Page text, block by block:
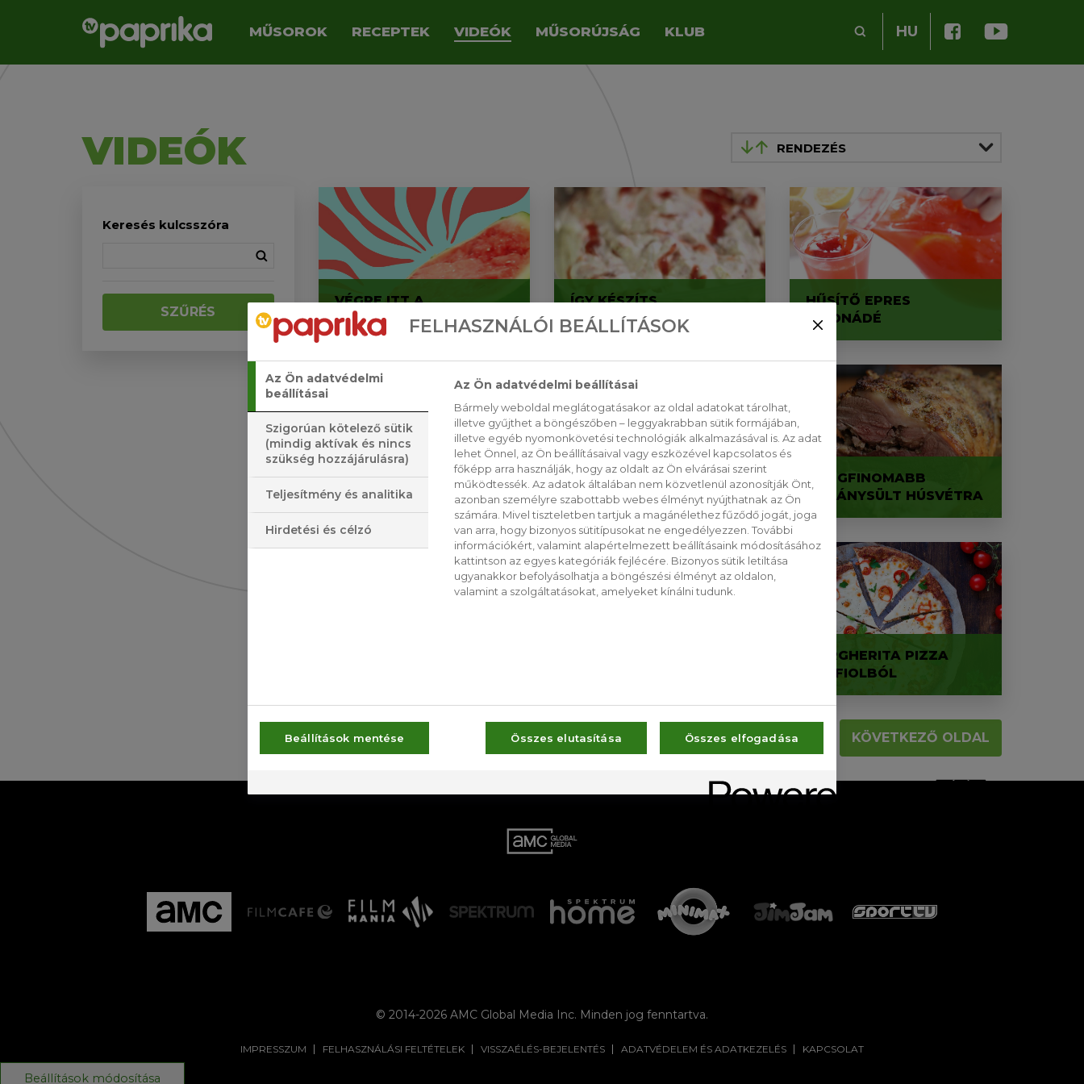
Beállítások módosítása
MŰSOROK RECEPTEK VIDEÓK MŰSORÚJSÁG KLUB HU
VIDEÓK RENDEZÉS
Keresés kulcsszóra
SZŰRÉS
VÉGRE ITT A
DINNYESZEZON!
ÍGY KÉSZÍTS
EPERFAGYIT OTTHON
HŰSÍTŐ EPRES
LIMONÁDÉ
HOMOKVÁR TORTA
FINOM ÉS MUTATÓS
RÓZSÁK RÉPÁBÓL
A LEGFINOMABB
BÁRÁNYSÜLT HÚSVÉTRA
MARGHERITA PIZZA
KARFIOLBÓL
ELŐZŐ OLDAL KÖVETKEZŐ OLDAL
© 2014-2026 AMC Global Media Inc. Minden jog fenntartva.
IMPRESSZUM FELHASZNÁLÁSI FELTÉTELEK VISSZAÉLÉS-BEJELENTÉS ADATVÉDELEM ÉS ADATKEZELÉS KAPCSOLAT
FELHASZNÁLÓI BEÁLLÍTÁSOK
Az Ön adatvédelmi
beállításai
Szigorúan kötelező sütik
(mindig aktívak és nincs
szükség hozzájárulásra)
Teljesítmény és analitika
Hirdetési és célzó
Az Ön adatvédelmi beállításai
Bármely weboldal meglátogatásakor az oldal adatokat tárolhat,
illetve gyűjthet a böngészőben – leggyakrabban sütik formájában,
illetve egyéb nyomonkövetési technológiák alkalmazásával is. Az adat
lehet Önnel, az Ön beállításaival vagy eszközével kapcsolatos és
főképp arra használják, hogy az oldalt az Ön elvárásai szerint
működtessék. Az adatok általában nem közvetlenül azonosítják Önt,
azonban személyre szabottabb webes élményt nyújthatnak az Ön
számára. Mivel tiszteletben tartjuk a magánélethez fűződő jogát, joga
van arra, hogy bizonyos sütitípusokat ne engedélyezzen. További
információkért, valamint alapértelmezett beállításaink módosításához
kattintson az egyes kategóriák fejlécére. Bizonyos sütik letiltása
ugyanakkor befolyásolhatja a böngészési élményt az oldalon,
valamint a szolgáltatásokat, amelyeket kínálni tudunk.
Beállítások mentése Összes elutasítása Összes elfogadása